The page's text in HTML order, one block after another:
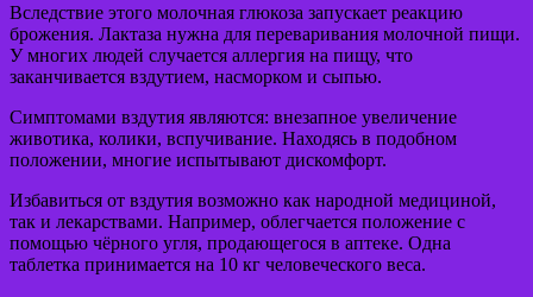
Вследствие этого молочная глюкоза запускает реакцию
брожения. Лактаза нужна для переваривания молочной пищи.
У многих людей случается аллергия на пищу, что
заканчивается вздутием, насморком и сыпью.
Симптомами вздутия являются: внезапное увеличение
животика, колики, вспучивание. Находясь в подобном
положении, многие испытывают дискомфорт.
Избавиться от вздутия возможно как народной медициной,
так и лекарствами. Например, облегчается положение с
помощью чёрного угля, продающегося в аптеке. Одна
таблетка принимается на 10 кг человеческого веса.